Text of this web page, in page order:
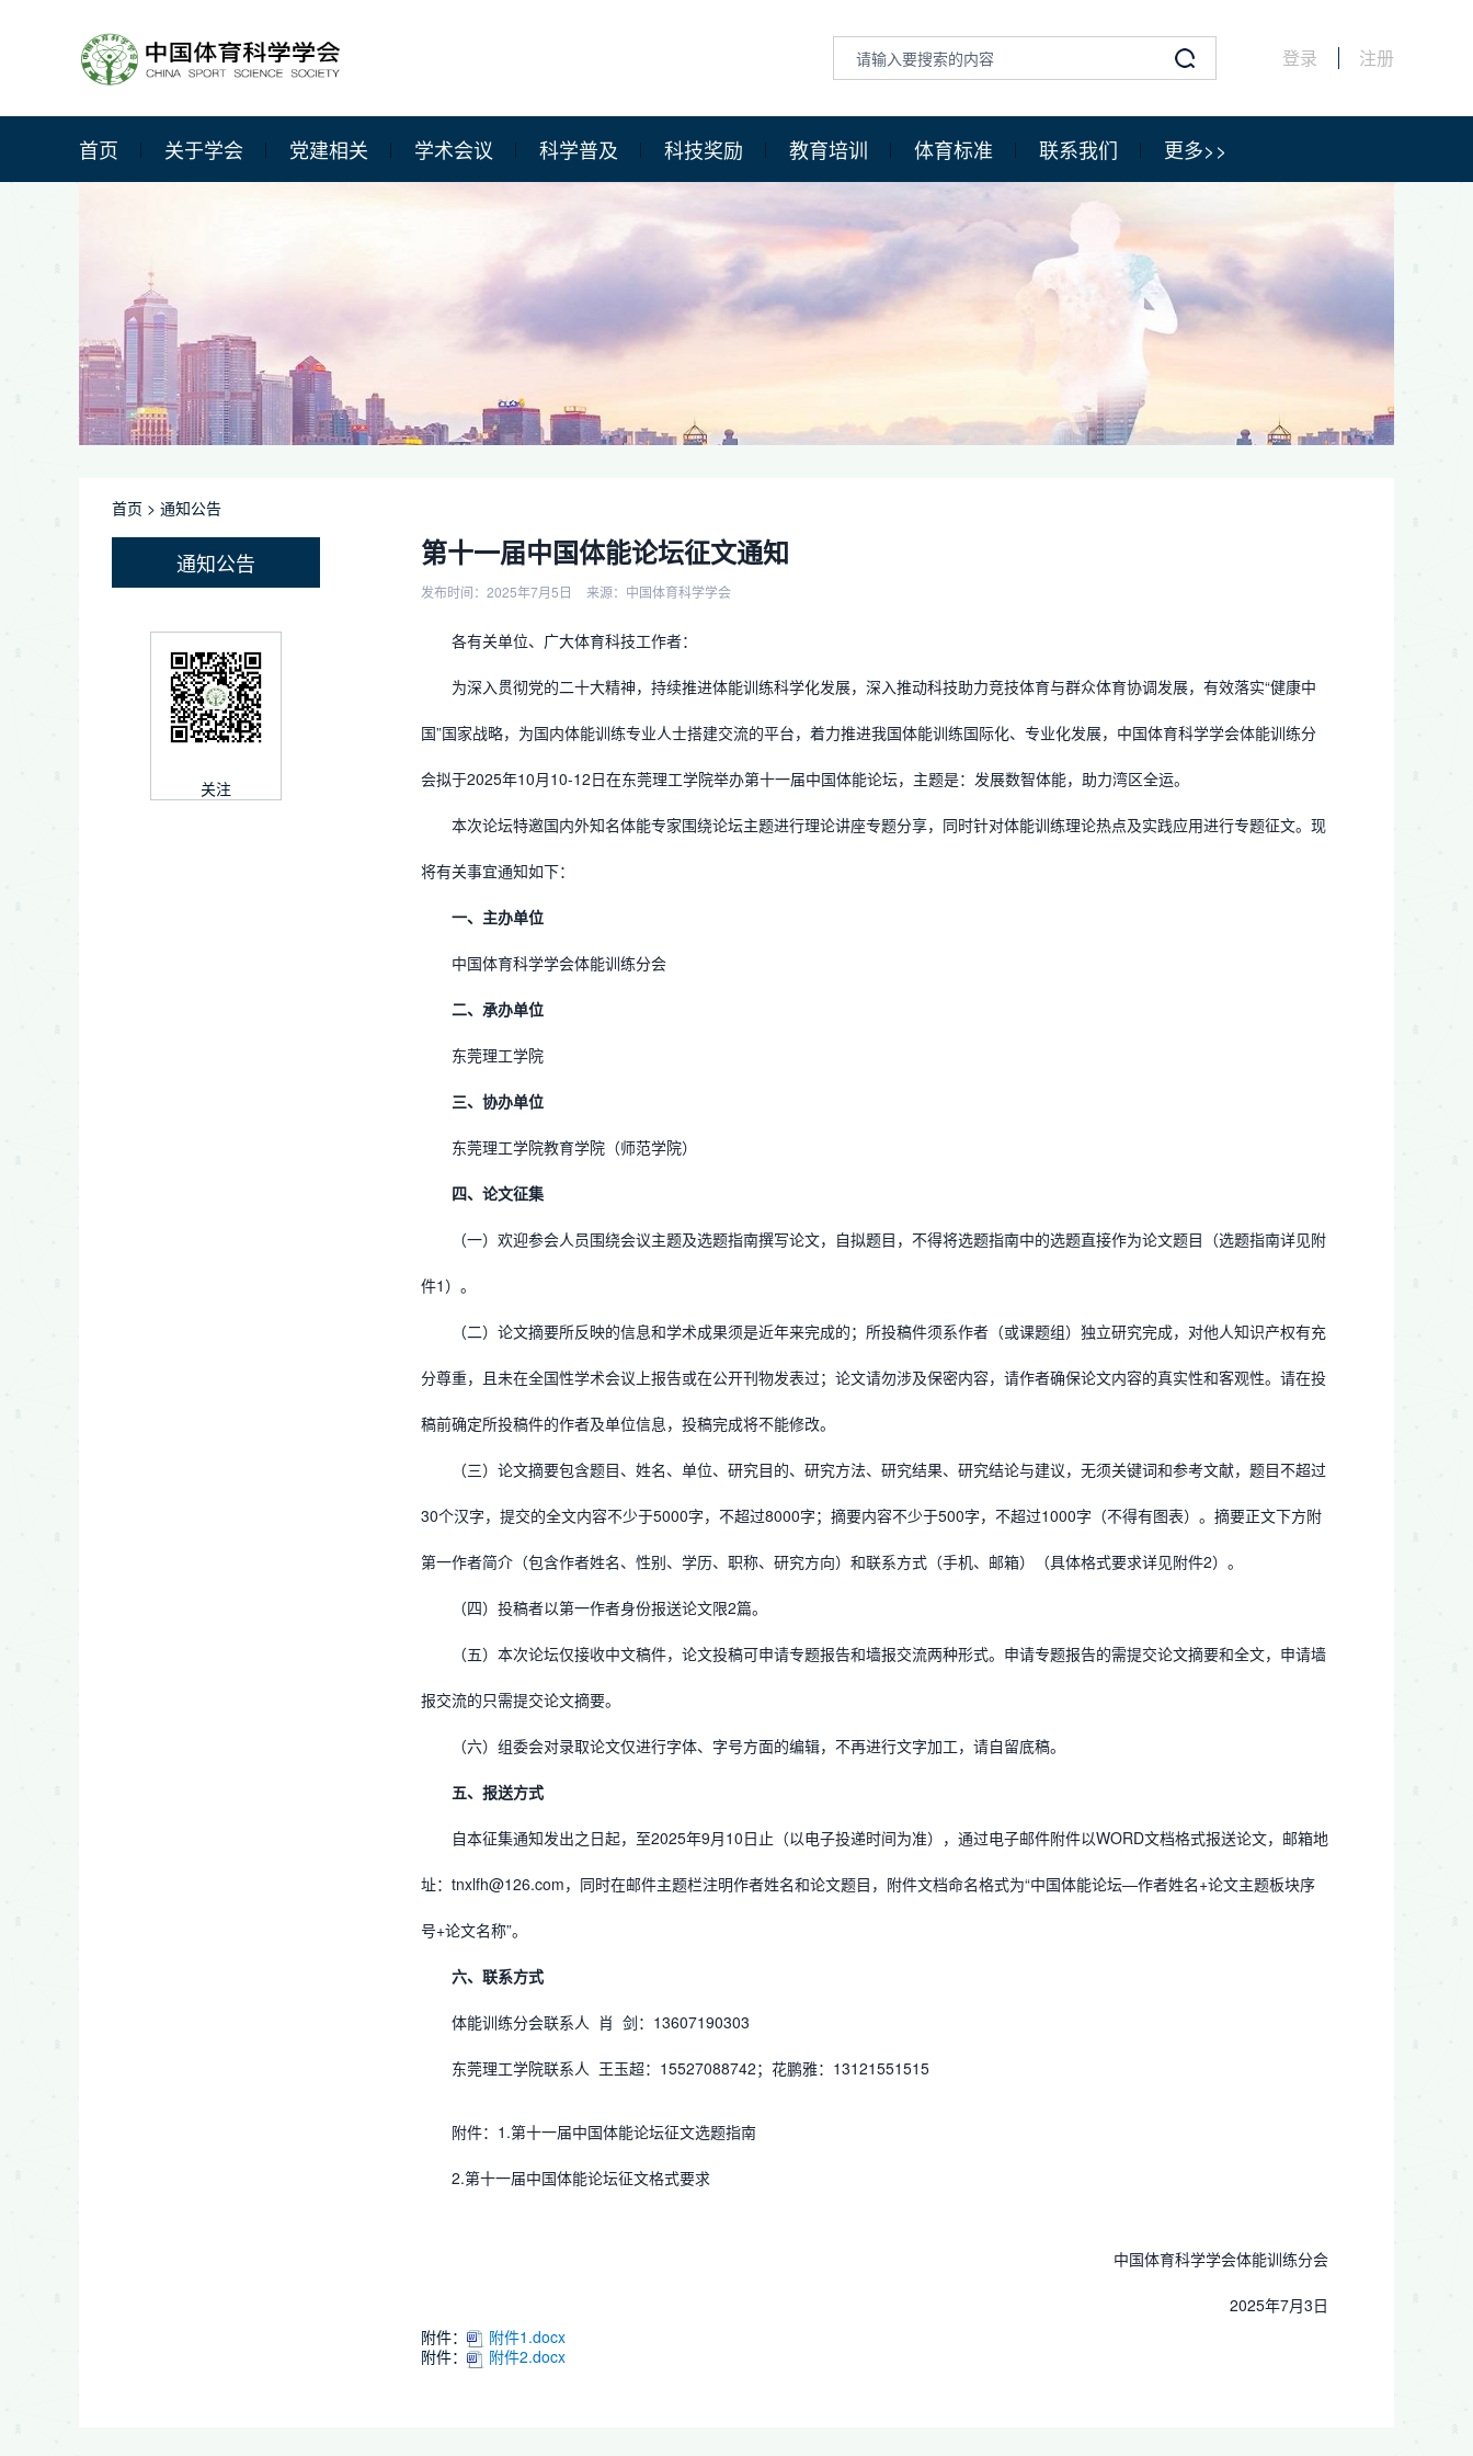
登录 注册
首页 关于学会 党建相关 学术会议 科学普及 科技奖励 教育培训 体育标准 联系我们 更多>>
首页 > 通知公告
通知公告
关注
第十一届中国体能论坛征文通知
发布时间：2025年7月5日 来源：中国体育科学学会
各有关单位、广大体育科技工作者：
为深入贯彻党的二十大精神，持续推进体能训练科学化发展，深入推动科技助力竞技体育与群众体育协调发展，有效落实“健康中
国”国家战略，为国内体能训练专业人士搭建交流的平台，着力推进我国体能训练国际化、专业化发展，中国体育科学学会体能训练分
会拟于2025年10月10-12日在东莞理工学院举办第十一届中国体能论坛，主题是：发展数智体能，助力湾区全运。
本次论坛特邀国内外知名体能专家围绕论坛主题进行理论讲座专题分享，同时针对体能训练理论热点及实践应用进行专题征文。现
将有关事宜通知如下：
一、主办单位
中国体育科学学会体能训练分会
二、承办单位
东莞理工学院
三、协办单位
东莞理工学院教育学院（师范学院）
四、论文征集
（一）欢迎参会人员围绕会议主题及选题指南撰写论文，自拟题目，不得将选题指南中的选题直接作为论文题目（选题指南详见附
件1）。
（二）论文摘要所反映的信息和学术成果须是近年来完成的；所投稿件须系作者（或课题组）独立研究完成，对他人知识产权有充
分尊重，且未在全国性学术会议上报告或在公开刊物发表过；论文请勿涉及保密内容，请作者确保论文内容的真实性和客观性。请在投
稿前确定所投稿件的作者及单位信息，投稿完成将不能修改。
（三）论文摘要包含题目、姓名、单位、研究目的、研究方法、研究结果、研究结论与建议，无须关键词和参考文献，题目不超过
30个汉字，提交的全文内容不少于5000字，不超过8000字；摘要内容不少于500字，不超过1000字（不得有图表）。摘要正文下方附
第一作者简介（包含作者姓名、性别、学历、职称、研究方向）和联系方式（手机、邮箱）（具体格式要求详见附件2）。
（四）投稿者以第一作者身份报送论文限2篇。
（五）本次论坛仅接收中文稿件，论文投稿可申请专题报告和墙报交流两种形式。申请专题报告的需提交论文摘要和全文，申请墙
报交流的只需提交论文摘要。
（六）组委会对录取论文仅进行字体、字号方面的编辑，不再进行文字加工，请自留底稿。
五、报送方式
自本征集通知发出之日起，至2025年9月10日止（以电子投递时间为准），通过电子邮件附件以WORD文档格式报送论文，邮箱地
址：tnxlfh@126.com，同时在邮件主题栏注明作者姓名和论文题目，附件文档命名格式为“中国体能论坛—作者姓名+论文主题板块序
号+论文名称”。
六、联系方式
体能训练分会联系人 肖 剑：13607190303
东莞理工学院联系人 王玉超：15527088742；花鹏雅：13121551515
附件：1.第十一届中国体能论坛征文选题指南
2.第十一届中国体能论坛征文格式要求
中国体育科学学会体能训练分会
2025年7月3日
附件：
附件1.docx
附件：
附件2.docx